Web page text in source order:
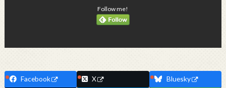
Follow me!
Facebook X
Bluesky